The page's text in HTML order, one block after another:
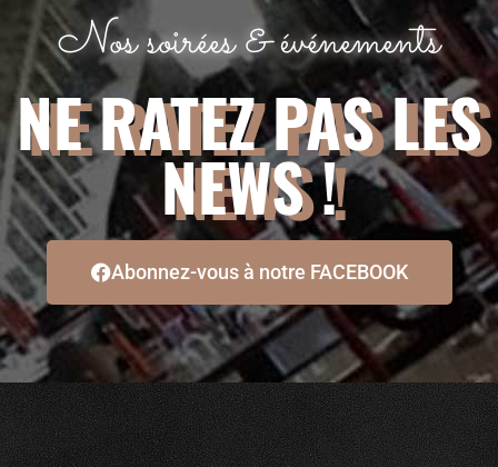
Nos soirées & événements
NE RATEZ PAS LES
NEWS !
Abonnez-vous à notre FACEBOOK